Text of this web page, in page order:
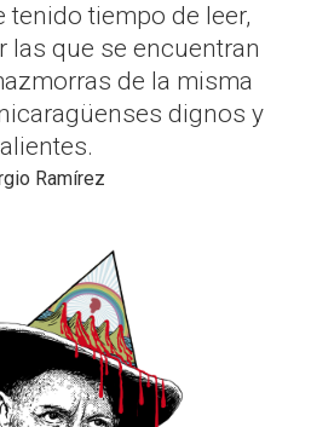
tenido tiempo de leer,
las que se encuentran
de la misma
dignos y
Ramírez